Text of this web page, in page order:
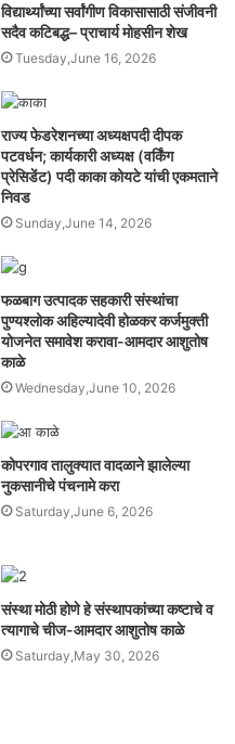
विद्यार्थ्यांच्या सर्वांगीण विकासासाठी संजीवनी
सदैव कटिबद्ध– प्राचार्य मोहसीन शेख
Tuesday,June 16, 2026
राज्य फेडरेशनच्या अध्यक्षपदी दीपक
पटवर्धन; कार्यकारी अध्यक्ष (वर्किंग
प्रेसिडेंट) पदी काका कोयटे यांची एकमताने
निवड
Sunday,June 14, 2026
फळबाग उत्पादक सहकारी संस्थांचा
पुण्यश्लोक अहिल्यादेवी होळकर कर्जमुक्ती
योजनेत समावेश करावा-आमदार आशुतोष
काळे
Wednesday,June 10, 2026
कोपरगाव तालुक्यात वादळाने झालेल्या
नुकसानीचे पंचनामे करा
Saturday,June 6, 2026
संस्था मोठी होणे हे संस्थापकांच्या कष्टाचे व
त्यागाचे चीज-आमदार आशुतोष काळे
Saturday,May 30, 2026